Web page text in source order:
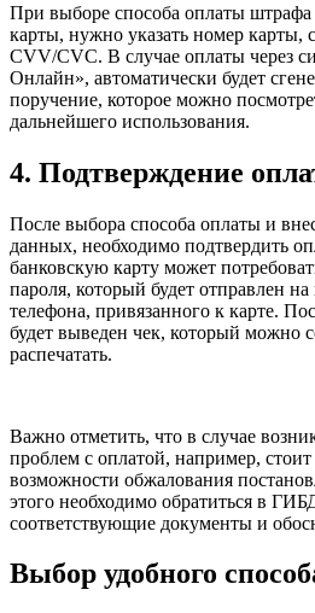
При выборе способа оплаты
карты, нужно указать номер карты,
CVV/CVC. В случае оплаты через
Онлайн», автоматически будет
поручение, которое можно
дальнейшего использования.
4. Подтверждение
После выбора способа оплаты и
данных, необходимо подтвердить
банковскую карту может
пароля, который будет отправлен
телефона, привязанного к карте.
будет выведен чек, который можно
распечатать.
Важно отметить, что в случае
проблем с оплатой, например, стоит
возможности обжалования
этого необходимо обратиться в
соответствующие документы и
Выбор удобного